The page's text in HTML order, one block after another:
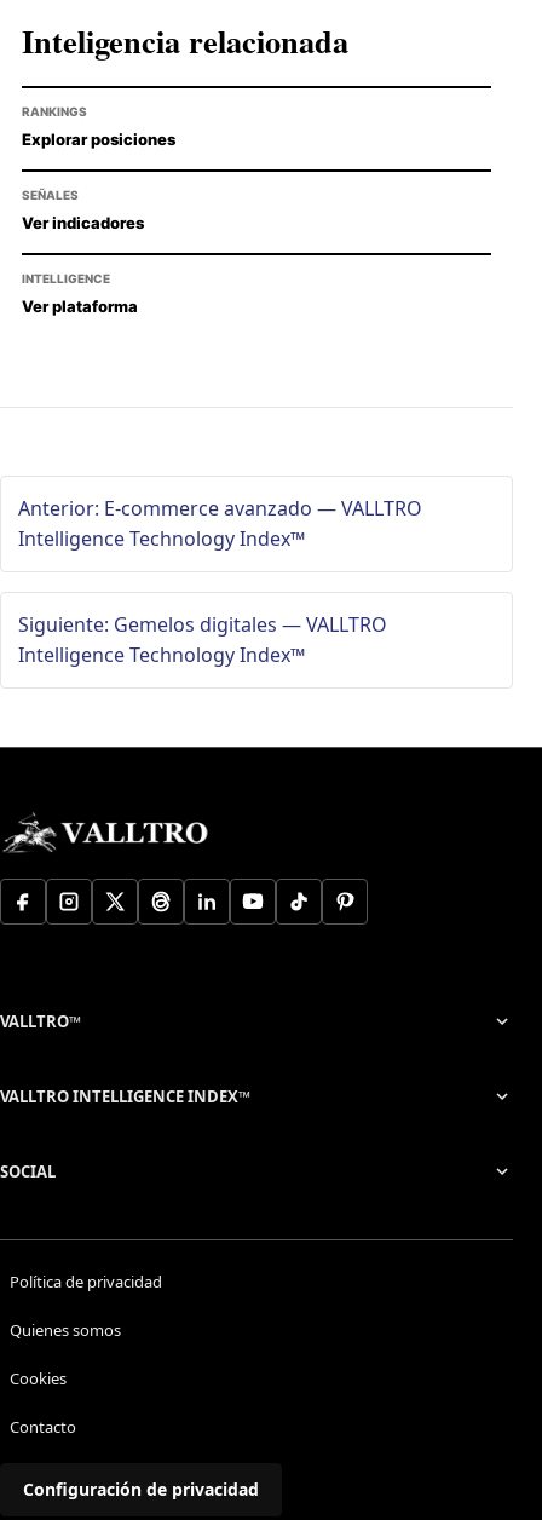
Inteligencia relacionada
RANKINGS
Explorar posiciones
SEÑALES
Ver indicadores
INTELLIGENCE
Ver plataforma
Anterior: E-commerce avanzado — VALLTRO
Intelligence Technology Index™
Siguiente: Gemelos digitales — VALLTRO
Intelligence Technology Index™
VALLTRO™
VALLTRO INTELLIGENCE INDEX™
SOCIAL
Política de privacidad
Quienes somos
Cookies
Contacto
Configuración de privacidad